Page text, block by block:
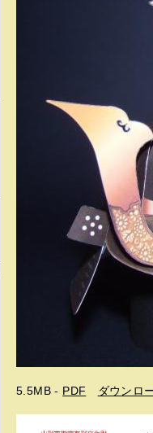
5.5MB - PDF ダウンロ